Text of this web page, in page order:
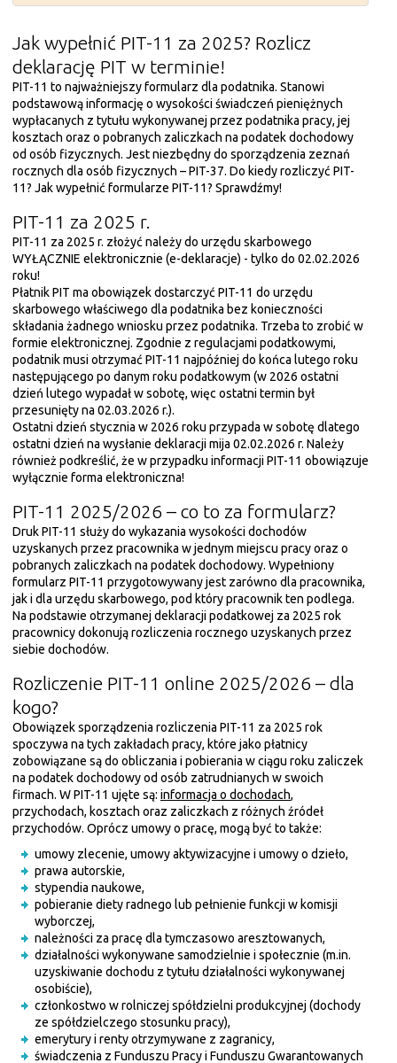
Jak wypełnić PIT-11 za 2025? Rozlicz
deklarację PIT w terminie!
PIT-11 to najważniejszy formularz dla podatnika. Stanowi
podstawową informację o wysokości świadczeń pieniężnych
wypłacanych z tytułu wykonywanej przez podatnika pracy, jej
kosztach oraz o pobranych zaliczkach na podatek dochodowy
od osób fizycznych. Jest niezbędny do sporządzenia zeznań
rocznych dla osób fizycznych – PIT-37. Do kiedy rozliczyć PIT-
11? Jak wypełnić formularze PIT-11? Sprawdźmy!
PIT-11 za 2025 r.
PIT-11 za 2025 r. złożyć należy do urzędu skarbowego
WYŁĄCZNIE elektronicznie (e-deklaracje) - tylko do 02.02.2026
roku!
Płatnik PIT ma obowiązek dostarczyć PIT-11 do urzędu
skarbowego właściwego dla podatnika bez konieczności
składania żadnego wniosku przez podatnika. Trzeba to zrobić w
formie elektronicznej. Zgodnie z regulacjami podatkowymi,
podatnik musi otrzymać PIT-11 najpóźniej do końca lutego roku
następującego po danym roku podatkowym (w 2026 ostatni
dzień lutego wypadał w sobotę, więc ostatni termin był
przesunięty na 02.03.2026 r.).
Ostatni dzień stycznia w 2026 roku przypada w sobotę dlatego
ostatni dzień na wysłanie deklaracji mija 02.02.2026 r. Należy
również podkreślić, że w przypadku informacji PIT-11 obowiązuje
wyłącznie forma elektroniczna!
PIT-11 2025/2026 – co to za formularz?
Druk PIT-11 służy do wykazania wysokości dochodów
uzyskanych przez pracownika w jednym miejscu pracy oraz o
pobranych zaliczkach na podatek dochodowy. Wypełniony
formularz PIT-11 przygotowywany jest zarówno dla pracownika,
jak i dla urzędu skarbowego, pod który pracownik ten podlega.
Na podstawie otrzymanej deklaracji podatkowej za 2025 rok
pracownicy dokonują rozliczenia rocznego uzyskanych przez
siebie dochodów.
Rozliczenie PIT-11 online 2025/2026 – dla
kogo?
Obowiązek sporządzenia rozliczenia PIT-11 za 2025 rok
spoczywa na tych zakładach pracy, które jako płatnicy
zobowiązane są do obliczania i pobierania w ciągu roku zaliczek
na podatek dochodowy od osób zatrudnianych w swoich
firmach. W PIT-11 ujęte są: informacja o dochodach,
przychodach, kosztach oraz zaliczkach z różnych źródeł
przychodów. Oprócz umowy o pracę, mogą być to także:
umowy zlecenie, umowy aktywizacyjne i umowy o dzieło,
prawa autorskie,
stypendia naukowe,
pobieranie diety radnego lub pełnienie funkcji w komisji
wyborczej,
należności za pracę dla tymczasowo aresztowanych,
działalności wykonywane samodzielnie i społecznie (m.in.
uzyskiwanie dochodu z tytułu działalności wykonywanej
osobiście),
członkostwo w rolniczej spółdzielni produkcyjnej (dochody
ze spółdzielczego stosunku pracy),
emerytury i renty otrzymywane z zagranicy,
świadczenia z Funduszu Pracy i Funduszu Gwarantowanych